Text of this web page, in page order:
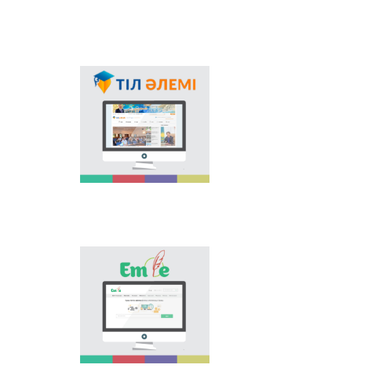
مەملەكەتتىك تىلدىڭ
قولدانىس اياسىنىڭ
كەڭەۋىندە عالامتور
ارقىلى تىلدى
ناسيحاتتاۋدىڭ ماڭىزى
اسا زور. ەلىمىزدەگى
وسى باعىتتاعى العاشقى
جوبا - "تىل الەمى"
جانە تانىستىرۋعا ٴا
لەسىن قوسادى.
«Emle.kz» эلەكتروندىق
بازاسى قازاق تىلىنىڭ
ورفوگرافيياسىنا ارنالعان.
بۇل بازادا قازاق تىلىنىڭ
قولدانىستاعى بەكىتىلگەن
ورفوگرافييالىق
سوزدىگى,
ورفوگرافييالىق